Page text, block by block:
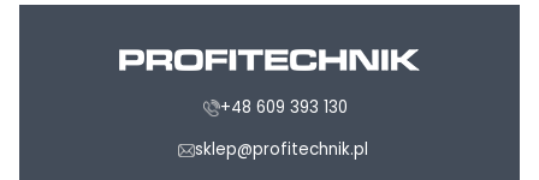
+48 609 393 130
sklep@profitechnik.pl